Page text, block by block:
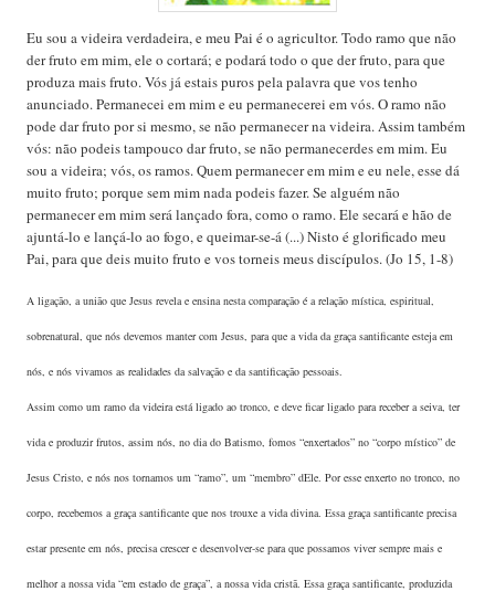
Eu sou a videira verdadeira, e meu Pai é o agricultor. Todo ramo que não
der fruto em mim, ele o cortará; e podará todo o que der fruto, para que
produza mais fruto. Vós já estais puros pela palavra que vos tenho
anunciado. Permanecei em mim e eu permanecerei em vós. O ramo não
pode dar fruto por si mesmo, se não permanecer na videira. Assim também
vós: não podeis tampouco dar fruto, se não permanecerdes em mim. Eu
sou a videira; vós, os ramos. Quem permanecer em mim e eu nele, esse dá
muito fruto; porque sem mim nada podeis fazer. Se alguém não
permanecer em mim será lançado fora, como o ramo. Ele secará e hão de
ajuntá-lo e lançá-lo ao fogo, e queimar-se-á (...) Nisto é glorificado meu
Pai, para que deis muito fruto e vos torneis meus discípulos. (Jo 15, 1-8)
A ligação, a união que Jesus revela e ensina nesta comparação é a relação mística, espiritual,
sobrenatural, que nós devemos manter com Jesus, para que a vida da graça santificante esteja em
nós, e nós vivamos as realidades da salvação e da santificação pessoais.
Assim como um ramo da videira está ligado ao tronco, e deve ficar ligado para receber a seiva, ter
vida e produzir frutos, assim nós, no dia do Batismo, fomos “enxertados” no “corpo místico” de
Jesus Cristo, e nós nos tornamos um “ramo”, um “membro” dEle. Por esse enxerto no tronco, no
corpo, recebemos a graça santificante que nos trouxe a vida divina. Essa graça santificante precisa
estar presente em nós, precisa crescer e desenvolver-se para que possamos viver sempre mais e
melhor a nossa vida “em estado de graça”, a nossa vida cristã. Essa graça santificante, produzida